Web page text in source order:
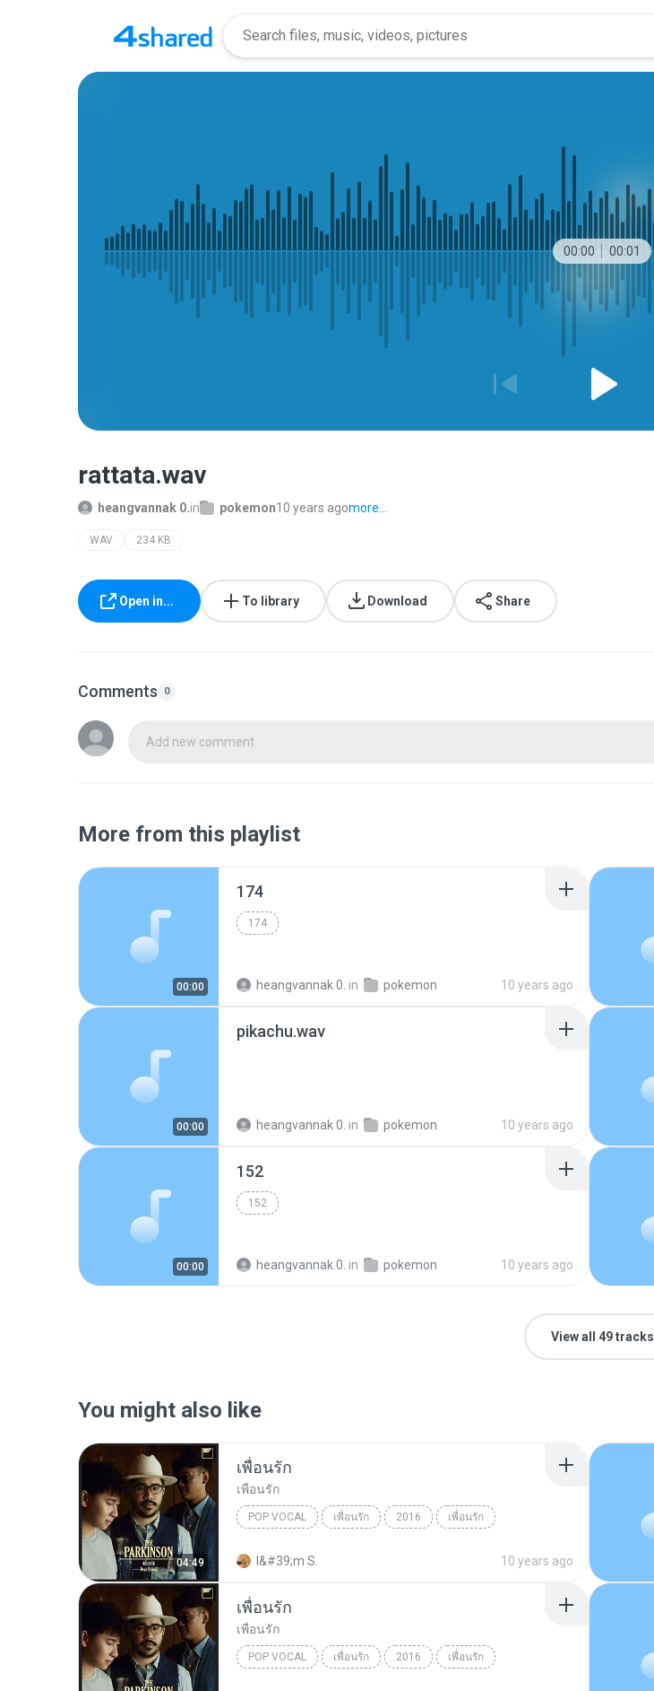
00:00 00:01
rattata.wav
heangvannak 0.in pokemon10 years agomore...
WAV 234 KB
Open in... To library Download Share
Comments 0
Add new comment
More from this playlist
00:00
174
174
heangvannak 0. in pokemon 10 years ago
00:00
pikachu.wav
heangvannak 0. in pokemon 10 years ago
00:00
152
152
heangvannak 0. in pokemon 10 years ago
View all 49 tracks
You might also like
04:49
เพื่อนรัก
เพื่อนรัก
POP VOCAL เพื่อนรัก 2016 เพื่อนรัก
I&#39;m S. 10 years ago
เพื่อนรัก
เพื่อนรัก
POP VOCAL เพื่อนรัก 2016 เพื่อนรัก